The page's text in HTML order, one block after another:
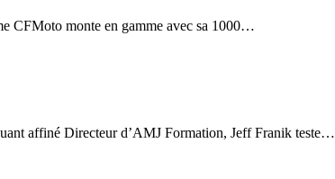
CFMoto monte en gamme avec sa 1000…
affiné Directeur d’AMJ Formation, Jeff Franik teste…